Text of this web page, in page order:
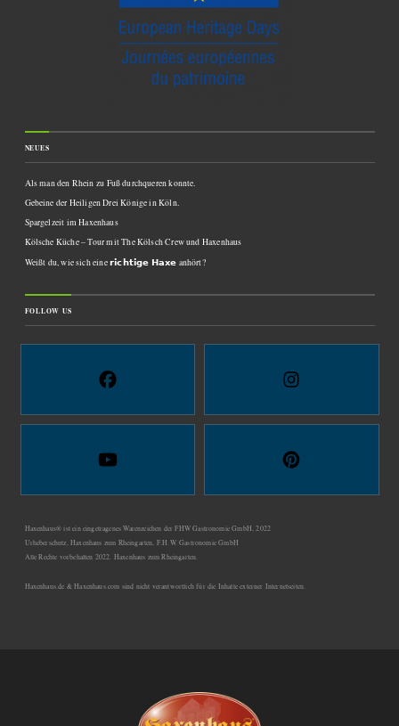
NEUES
Als man den Rhein zu Fuß durchqueren konnte.
Gebeine der Heiligen Drei Könige in Köln.
Spargelzeit im Haxenhaus
Kölsche Küche – Tour mit The Kölsch Crew und Haxenhaus
Weißt du, wie sich eine 𝗿𝗶𝗰𝗵𝘁𝗶𝗴𝗲 𝗛𝗮𝘅𝗲 anhört?
FOLLOW US
Haxenhaus® ist ein eingetragenes Warenzeichen der FHW Gastronomie GmbH, 2022
Urheberschutz, Haxenhaus zum Rheingarten, F.H.W. Gastronomie GmbH
Alle Rechte vorbehalten 2022. Haxenhaus zum Rheingarten.
Haxenhaus.de & Haxenhaus.com sind nicht verantwortlich für die Inhalte externer Internetseiten.